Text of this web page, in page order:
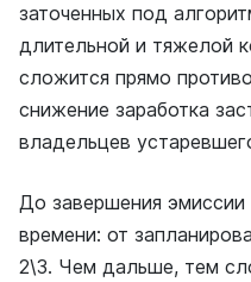
заточенных под
длительной и тяжелой
сложится прямо
снижение заработка
владельцев
До завершения
времени: от
2\3. Чем дальше, тем